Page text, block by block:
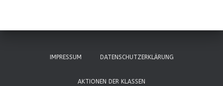
IMPRESSUM DATENSCHUTZERKLÄRUNG
AKTIONEN DER KLASSEN